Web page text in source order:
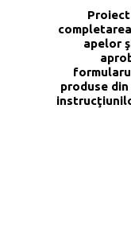
apelor
produse